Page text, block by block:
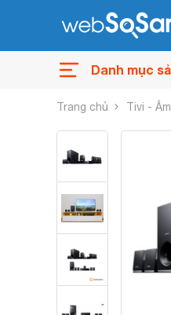
Danh mục
Trang chủ Tivi -